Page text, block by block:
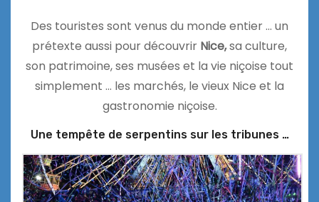
Des touristes sont venus du monde entier … un
prétexte aussi pour découvrir Nice,sa culture,
son patrimoine, ses musées et la vie niçoise tout
simplement … les marchés, le vieux Nice et la
gastronomie niçoise.
Une tempête de serpentins sur les tribunes …